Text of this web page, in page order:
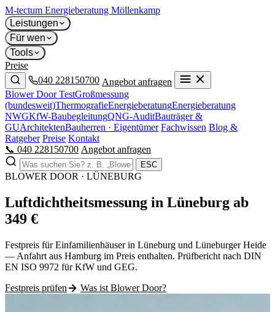
M-tectum Energieberatung Möllenkamp
Leistungen
Für wen
Tools
Preise
040 228150700 Angebot anfragen
Blower Door TestGroßmessung
(bundesweit)ThermografieEnergieberatungEnergieberatung
NWGKfW-BaubegleitungQNG-AuditBauträger &
GUArchitektenBauherren · Eigentümer Fachwissen Blog &
Ratgeber Preise Kontakt
📞 040 228150700 Angebot anfragen
ESC
BLOWER DOOR · LÜNEBURG
Luftdichtheits­messung in Lüneburg ab
349 €
Festpreis für Einfamilienhäuser in Lüneburg und Lüneburger Heide
— Anfahrt aus Hamburg im Preis enthalten. Prüfbericht nach DIN
EN ISO 9972 für KfW und GEG.
Festpreis prüfen
Was ist Blower Door?